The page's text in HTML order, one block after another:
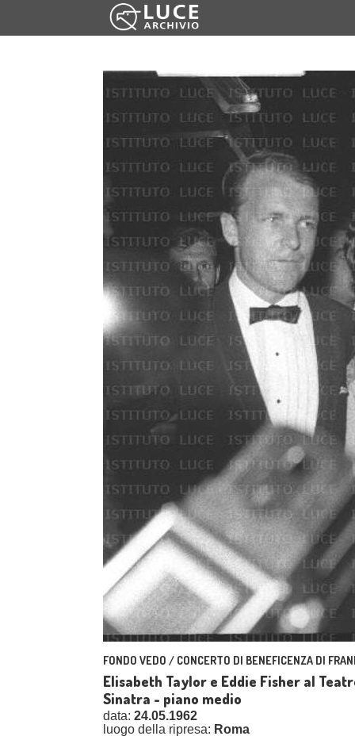
FONDO VEDO / CONCERTO DI BENEFICENZA DI
Elisabeth Taylor e Eddie Fisher al
Sinatra - piano medio
data: 24.05.1962
luogo della ripresa: Roma